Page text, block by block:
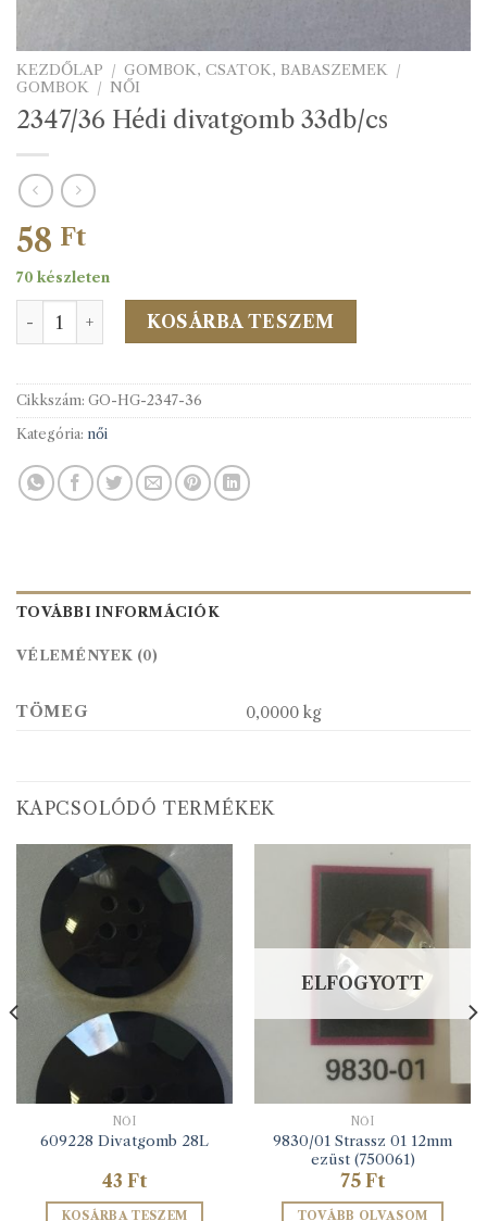
KEZDŐLAP / GOMBOK, CSATOK, BABASZEMEK /
GOMBOK / NŐI
2347/36 Hédi divatgomb 33db/cs
58 Ft
70 készleten
2347/36 Hédi divatgomb 33db/cs mennyiség
KOSÁRBA TESZEM
Cikkszám: GO-HG-2347-36
Kategória: női
TOVÁBBI INFORMÁCIÓK
VÉLEMÉNYEK (0)
TÖMEG 0,0000 kg
KAPCSOLÓDÓ TERMÉKEK
NŐI
609228 Divatgomb 28L
43 Ft
KOSÁRBA TESZEM
ELFOGYOTT
NŐI
9830/01 Strassz 01 12mm
ezüst (750061)
75 Ft
TOVÁBB OLVASOM